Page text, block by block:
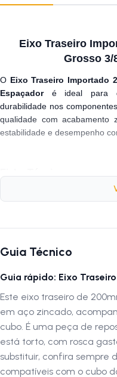
Eixo Traseiro
Grosso 3/
O Eixo Traseiro Importado
Espaçadoré ideal para
durabilidade nos
qualidade com acabamento
estabilidade e desempenho
Composição:Aço
Por que
O Eixo Traseiro Importado
Espaçador proporciona
bicicleta. Com acabamento
garante durabilidade,
Guia Técnico
Guia rápido: Eixo Traseiro
Este eixo traseiro de
em aço zincado,
cubo. É uma peça de
está torto, com rosca
substituir, confira sempre
compatíveis com o cubo